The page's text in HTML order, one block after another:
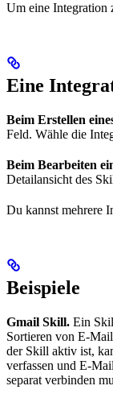
Um eine Integration
Eine
Beim Erstellen
Feld. Wähle die
Beim Bearbeiten
Detailansicht des
Du kannst mehrere
Beispiele
Gmail Skill. Ein
Sortieren von E-
der Skill aktiv ist,
verfassen und E-
separat verbinden